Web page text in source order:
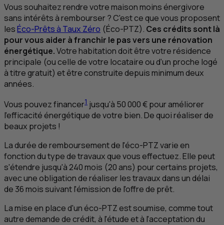
Vous souhaitez rendre votre maison moins énergivore
sans intérêts à rembourser ? C'est ce que vous proposent
lesÉco‑Prêts à Taux Zéro (Éco‑PTZ). Ces crédits sont là
pour vous aider à franchir le pas vers une rénovation
énergétique.Votre habitation doit être votre résidence
principale (ou celle de votre locataire ou d’un proche logé
à titre gratuit) et être construite depuis minimum deux
années.
Vous pouvez financer1 jusqu'à 50 000 € pour améliorer
l'efficacité énergétique de votre bien. De quoi réaliser de
beaux projets !
La durée de remboursement de l'éco‑PTZvarie en
fonction du type de travaux que vous effectuez. Elle peut
s'étendre jusqu'à 240 mois (20 ans) pour certains projets,
avec une obligation de réaliser les travaux dans un délai
de 36 mois suivant l'émission de l'offre de prêt.
La mise en place d'un éco‑PTZest soumise, comme tout
autre demande de crédit, à l'étude et à l'acceptation du